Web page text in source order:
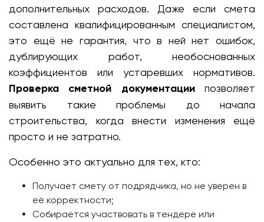
дополнительных расходов. Даже если смета
составлена квалифицированным специалистом,
это ещё не гарантия, что в ней нет ошибок,
дублирующих работ, необоснованных
коэффициентов или устаревших нормативов.
Проверка сметной документациипозволяет
выявить такие проблемы до начала
строительства, когда внести изменения ещё
просто и не затратно.
Особенно это актуально для тех, кто:
Получает смету от подрядчика, но не уверен в
её корректности;
Собирается участвовать в тендере или